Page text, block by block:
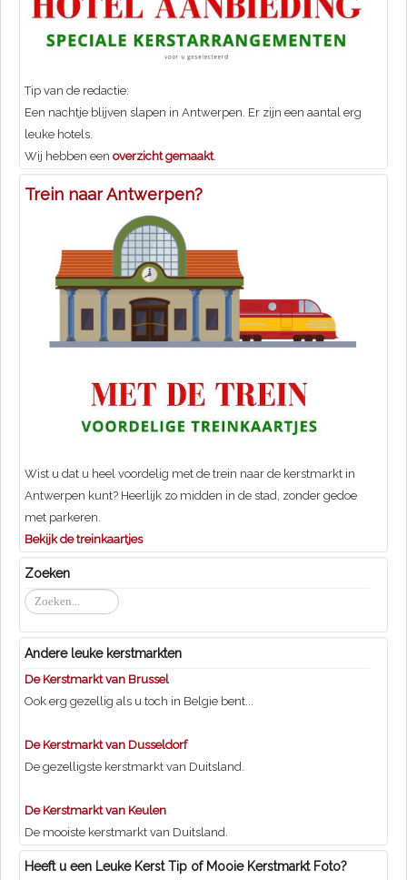
Tip van de redactie:
Een nachtje blijven slapen in Antwerpen. Er zijn een aantal erg
leuke hotels.
Wij hebben een overzicht gemaakt.
Trein naar Antwerpen?
Wist u dat u heel voordelig met de trein naar de kerstmarkt in
Antwerpen kunt? Heerlijk zo midden in de stad, zonder gedoe
met parkeren.
Bekijk de treinkaartjes
Zoeken
Zoeken...
Andere leuke kerstmarkten
De Kerstmarkt van Brussel
Ook erg gezellig als u toch in Belgie bent...
De Kerstmarkt van Dusseldorf
De gezelligste kerstmarkt van Duitsland.
De Kerstmarkt van Keulen
De mooiste kerstmarkt van Duitsland.
Heeft u een Leuke Kerst Tip of Mooie Kerstmarkt Foto?